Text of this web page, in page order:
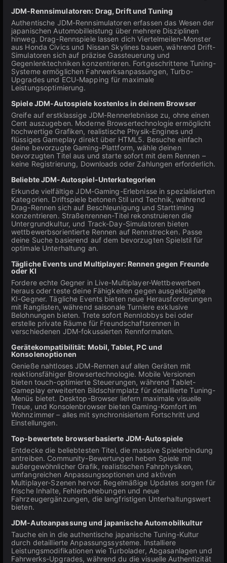
JDM-Rennsimulatoren: Drag, Drift und Tuning
Authentische JDM-Rennsimulatoren erfassen das Wesen der
japanischen Automobilleistung über mehrere Disziplinen
hinweg. Drag-Rennspiele lassen dich Viertelmeilen-Monster
aus Honda Civics und Nissan Skylines bauen, während Drift-
Simulatoren sich auf präzise Gassteuerung und
Gegenlenktechniken konzentrieren. Fortgeschrittene Tuning-
Systeme ermöglichen Fahrwerksanpassungen, Turbo-
Upgrades und ECU-Mapping für maximale
Leistungsoptimierung.
Spiele JDM-Autospiele kostenlos in deinem Browser
Greife auf erstklassige JDM-Rennerlebnisse zu, ohne einen
Cent auszugeben. Moderne Browsertechnologie ermöglicht
hochwertige Grafiken, realistische Physik-Engines und
flüssiges Gameplay direkt über HTML5. Besuche einfach
deine bevorzugte Gaming-Plattform, wähle deinen
bevorzugten Titel aus und starte sofort mit dem Rennen –
keine Registrierung, Downloads oder Zahlungen erforderlich.
Beliebte JDM-Autospiel-Unterkategorien
Erkunde vielfältige JDM-Gaming-Erlebnisse in spezialisierten
Kategorien. Driftspiele betonen Stil und Technik, während
Drag-Rennen sich auf Beschleunigung und Starttiming
konzentrieren. Straßenrennen-Titel rekonstruieren die
Untergrundkultur, und Track-Day-Simulatoren bieten
wettbewerbsorientierte Rennen auf Rennstrecken. Passe
deine Suche basierend auf dem bevorzugten Spielstil für
optimale Unterhaltung an.
Tägliche Events und Multiplayer: Rennen gegen Freunde
oder KI
Fordere echte Gegner in Live-Multiplayer-Wettbewerben
heraus oder teste deine Fähigkeiten gegen ausgeklügelte
KI-Gegner. Tägliche Events bieten neue Herausforderungen
mit Ranglisten, während saisonale Turniere exklusive
Belohnungen bieten. Trete sofort Rennlobbys bei oder
erstelle private Räume für Freundschaftsrennen in
verschiedenen JDM-fokussierten Rennformaten.
Gerätekompatibilität: Mobil, Tablet, PC und
Konsolenoptionen
Genieße nahtloses JDM-Rennen auf allen Geräten mit
reaktionsfähiger Browsertechnologie. Mobile Versionen
bieten touch-optimierte Steuerungen, während Tablet-
Gameplay erweiterten Bildschirmplatz für detaillierte Tuning-
Menüs bietet. Desktop-Browser liefern maximale visuelle
Treue, und Konsolenbrowser bieten Gaming-Komfort im
Wohnzimmer – alles mit synchronisiertem Fortschritt und
Einstellungen.
Top-bewertete browserbasierte JDM-Autospiele
Entdecke die beliebtesten Titel, die massive Spielerbindung
antreiben. Community-Bewertungen heben Spiele mit
außergewöhnlicher Grafik, realistischen Fahrphysiken,
umfangreichen Anpassungsoptionen und aktiven
Multiplayer-Szenen hervor. Regelmäßige Updates sorgen für
frische Inhalte, Fehlerbehebungen und neue
Fahrzeugergänzungen, die langfristigen Unterhaltungswert
bieten.
JDM-Autoanpassung und japanische Automobilkultur
Tauche ein in die authentische japanische Tuning-Kultur
durch detaillierte Anpassungssysteme. Installiere
Leistungsmodifikationen wie Turbolader, Abgasanlagen und
Fahrwerks-Upgrades, während du die visuelle Authentizität